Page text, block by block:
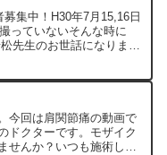
集中！H30年7月15,16日
っていないそんな時に
先生のお世話になります
今回は肩関節痛の動画で
ドクターです。モザイク
せんか？いつも施術しな